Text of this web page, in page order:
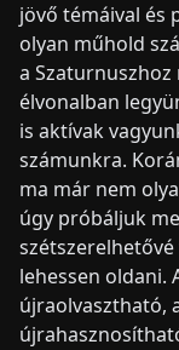
jövő témáival és
olyan műhold
a
élvonalban
is aktívak
számunkra.
ma már nem
úgy próbáljuk
lehessen oldani.
újraolvasztható,